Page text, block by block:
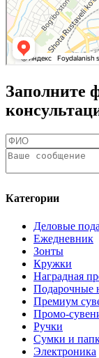
Заполните
Категории
Деловые
Ежедневник
Зонты
Кружки
Наградная
Подарочные
Премиум
Промо-
Ручки
Сумки и
Электроника